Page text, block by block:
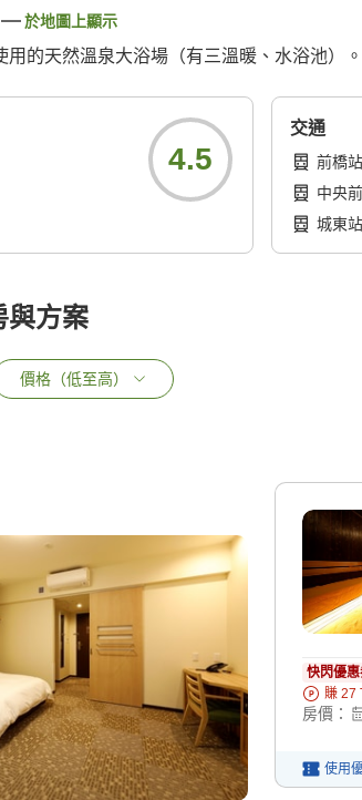
於地圖上顯示
用的天然溫泉大浴場（有三溫暖、水浴池）
4.5
交通
前橋站
中央
城東站
與方案
價格（低至高）
快閃優
賺 27
房價：
使用